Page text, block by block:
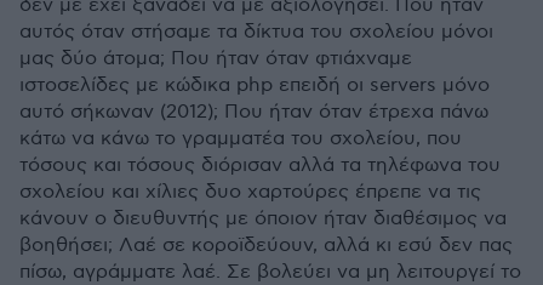
δεν με έχει ξαναδεί να με αξιολογήσει. Που ήταν
αυτός όταν στήσαμε τα δίκτυα του σχολείου μόνοι
μας δύο άτομα; Που ήταν όταν φτιάχναμε
ιστοσελίδες με κώδικα php επειδή οι servers μόνο
αυτό σήκωναν (2012); Που ήταν όταν έτρεχα πάνω
κάτω να κάνω το γραμματέα του σχολείου, που
τόσους και τόσους διόρισαν αλλά τα τηλέφωνα του
σχολείου και χίλιες δυο χαρτούρες έπρεπε να τις
κάνουν ο διευθυντής με όποιον ήταν διαθέσιμος να
βοηθήσει; Λαέ σε κοροϊδεύουν, αλλά κι εσύ δεν πας
πίσω, αγράμματε λαέ. Σε βολεύει να μη λειτουργεί το